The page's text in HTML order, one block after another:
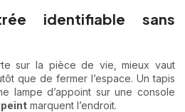
identifiable sans
sur la pièce de vie, mieux vaut
que de fermer l’espace. Un tapis
lampe d’appoint sur une console
marquent l’endroit.